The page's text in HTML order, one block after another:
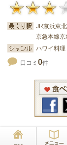
JR京浜東
京急本線
ハワイ料理
口コミ 0件